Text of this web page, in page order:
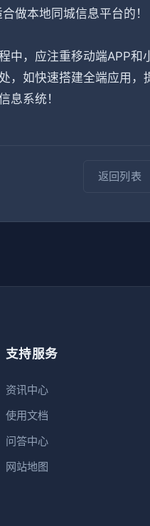
做本地同城信息平台的！
中，应注重移动端APP和
，如快速搭建全端应用，
息系统！
返回列表
支持服务
资讯中心
使用文档
问答中心
网站地图